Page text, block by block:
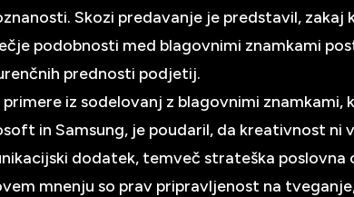
Skozi predavanje je predstavil, zakaj
podobnosti med blagovnimi znamkami
prednosti podjetij.
primere iz sodelovanj z blagovnimi znamkami,
in Samsung, je poudaril, da kreativnost ni
dodatek, temveč strateška poslovna
mnenju so prav pripravljenost na